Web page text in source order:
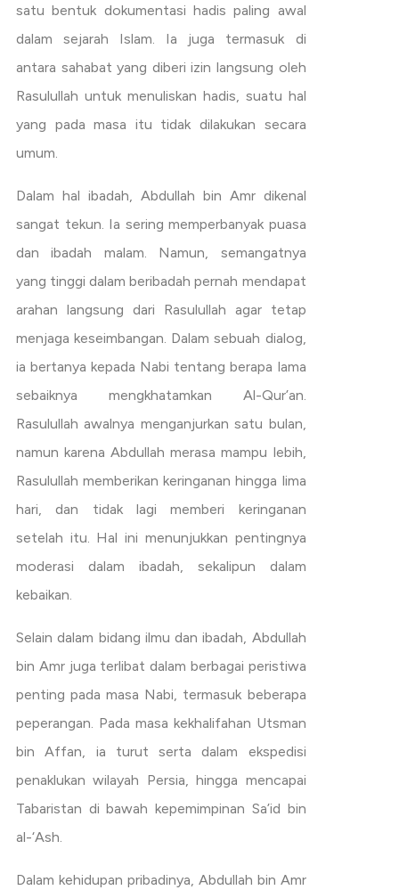
satu bentuk dokumentasi hadis paling awal
dalam sejarah Islam. Ia juga termasuk di
antara sahabat yang diberi izin langsung oleh
Rasulullah untuk menuliskan hadis, suatu hal
yang pada masa itu tidak dilakukan secara
umum.
Dalam hal ibadah, Abdullah bin Amr dikenal
sangat tekun. Ia sering memperbanyak puasa
dan ibadah malam. Namun, semangatnya
yang tinggi dalam beribadah pernah mendapat
arahan langsung dari Rasulullah agar tetap
menjaga keseimbangan. Dalam sebuah dialog,
ia bertanya kepada Nabi tentang berapa lama
sebaiknya mengkhatamkan Al-Qur’an.
Rasulullah awalnya menganjurkan satu bulan,
namun karena Abdullah merasa mampu lebih,
Rasulullah memberikan keringanan hingga lima
hari, dan tidak lagi memberi keringanan
setelah itu. Hal ini menunjukkan pentingnya
moderasi dalam ibadah, sekalipun dalam
kebaikan.
Selain dalam bidang ilmu dan ibadah, Abdullah
bin Amr juga terlibat dalam berbagai peristiwa
penting pada masa Nabi, termasuk beberapa
peperangan. Pada masa kekhalifahan Utsman
bin Affan, ia turut serta dalam ekspedisi
penaklukan wilayah Persia, hingga mencapai
Tabaristan di bawah kepemimpinan Sa’id bin
al-‘Ash.
Dalam kehidupan pribadinya, Abdullah bin Amr